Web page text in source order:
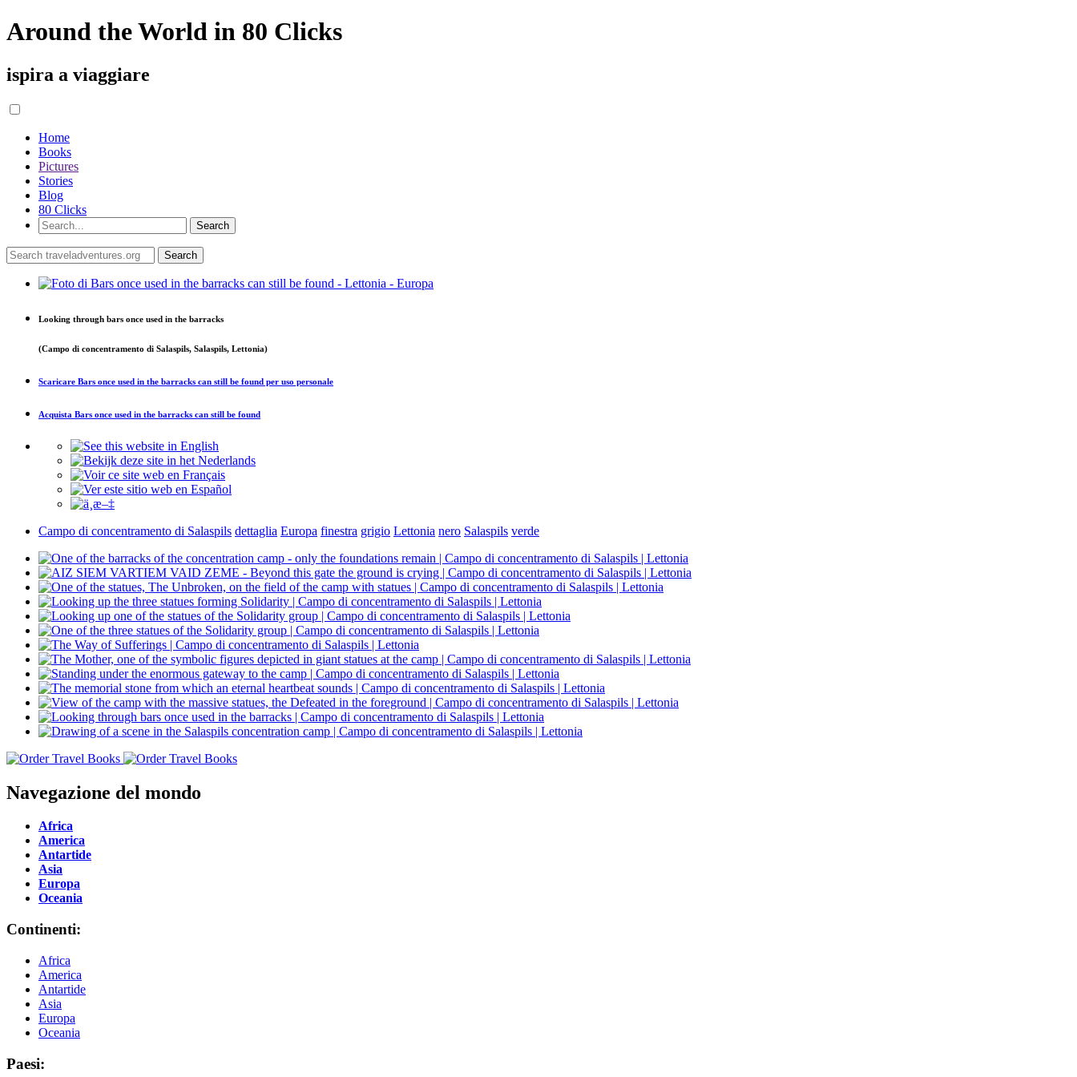
Around the World in 80 Clicks
ispira a viaggiare
Home
Books
Pictures
Stories
Blog
80 Clicks
Looking through bars once used in the barracks
(Campo di concentramento di Salaspils, Salaspils, Lettonia)
Scaricare Bars once used in the barracks can still be found per uso personale
Acquista Bars once used in the barracks can still be found
Campo di concentramento di Salaspils dettaglia Europa finestra grigio Lettonia nero Salaspils verde
Navegazione del mondo
Africa
America
Antartide
Asia
Europa
Oceania
Continenti:
Africa
America
Antartide
Asia
Europa
Oceania
Paesi: